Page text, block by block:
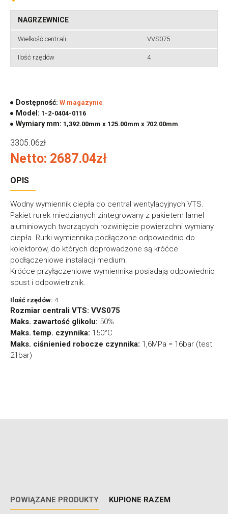
NAGRZEWNICE
Wielkość centrali VVS075
Ilość rzędów 4
Dostępność: W magazynie
Model: 1-2-0404-0116
Wymiary mm: 1,392.00mm x 125.00mm x 702.00mm
3305.06zł
Netto: 2687.04zł
OPIS
Wodny wymiennik ciepła do central wentylacyjnych VTS.
Pakiet rurek miedzianych zintegrowany z pakietem lamel
aluminiowych tworzących rozwinięcie powierzchni wymiany
ciepła. Rurki wymiennika podłączone odpowiednio do
kolektorów, do których doprowadzone są króćce
podłączeniowe instalacji medium.
Króćce przyłączeniowe wymiennika posiadają odpowiednio
spust i odpowietrznik.
Ilość rzędów: 4
Rozmiar centrali VTS: VVS075
Maks. zawartość glikolu: 50%
Maks. temp. czynnika: 150°C
Maks. ciśnienied robocze czynnika: 1,6MPa = 16bar (test:
21bar)
POWIĄZANE PRODUKTY KUPIONE RAZEM